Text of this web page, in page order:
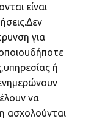
είναι
για
ή
να
ασχολούνται